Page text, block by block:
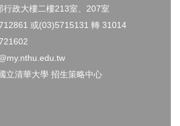
行政大樓二樓213室、207室
或(03)5715131 轉 31014
立清華大學 招生策略中心